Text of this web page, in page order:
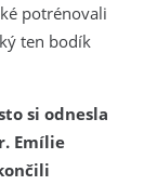
potrénovali
ten bodík
si odnesla
Emílie